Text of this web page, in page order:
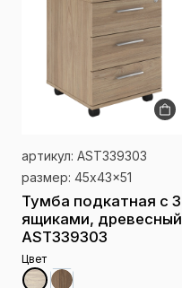
артикул: AST339303
размер: 45x43x51
Тумба подкатная с 3
ящиками, древесный
AST339303
Цвет